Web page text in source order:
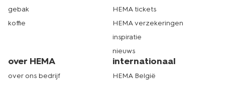
gebak
koffie
HEMA tickets
HEMA verzekeringen
inspiratie
nieuws
over HEMA
over ons bedrijf
internationaal
HEMA België